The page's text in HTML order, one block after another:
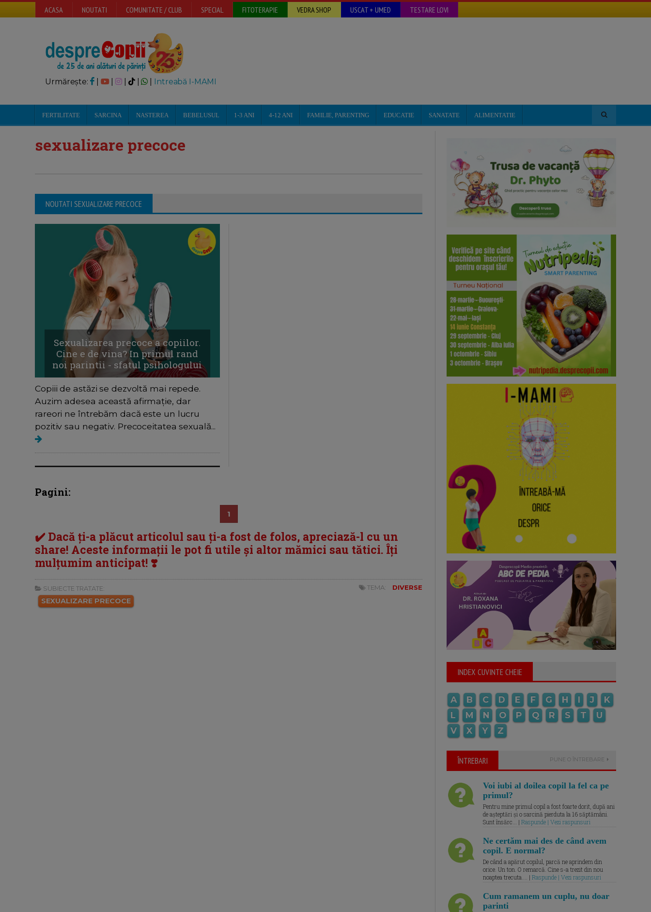
ACASA NOUTATI COMUNITATE / CLUB SPECIAL FITOTERAPIE VEDRA SHOP USCAT + UMED TESTARE LOVI
Urmărește: | | Intreabă I-MAMI
FERTILITATE SARCINA NASTEREA BEBELUSUL 1-3 ANI 4-12 ANI FAMILIE, PARENTING EDUCATIE SANATATE ALIMENTATIE
sexualizare precoce
NOUTATI SEXUALIZARE PRECOCE
Sexualizarea precoce a copiilor.
Cine e de vina? In primul rand
noi parintii - sfatul psihologului
Copiii de astăzi se dezvoltă mai repede.
Auzim adesea această afirmație, dar
rareori ne întrebăm dacă este un lucru
pozitiv sau negativ. Precoceitatea sexuală...
Pagini:
1
✔️ Dacă ți-a plăcut articolul sau ți-a fost de folos, apreciază-l cu un
share! Aceste informații le pot fi utile și altor mămici sau tătici. Îți
mulțumim anticipat! ❣️
SUBIECTE TRATATE:
SEXUALIZARE PRECOCE
TEMA: DIVERSE
INDEX CUVINTE CHEIE
A B C D E F G H I J
K
L
M N O P Q R S T
U
V
X Y Z
ÎNTREBARI PUNE O ÎNTREBARE
Voi iubi al doilea copil la fel ca pe
primul?
Pentru mine primul copil a fost foarte dorit, după ani
de așteptări și o sarcină pierduta la 16 săptămâni.
Sunt însărc... | Raspunde | Vezi raspunsuri
Ne certăm mai des de când avem
copil. E normal?
De când a apărut copilul, parcă ne aprindem din
orice. Un ton. O remarcă. Cine s-a trezit din nou
noaptea trecuta.... | Raspunde | Vezi raspunsuri
Cum ramanem un cuplu, nu doar
parinti